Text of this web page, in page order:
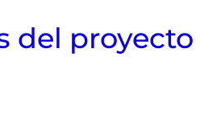
del proyecto